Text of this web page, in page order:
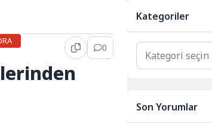
0
Kategoriler
Kategoriler
Son Yorumlar